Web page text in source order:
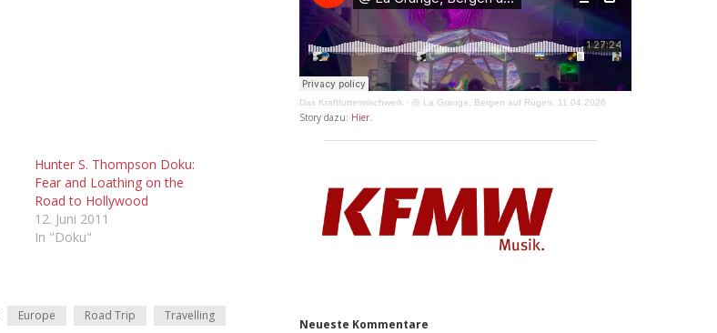
Hunter S. Thompson Doku:
Fear and Loathing on the
Road to Hollywood
12. Juni 2011
In "Doku"
Europe Road Trip Travelling
Das Kraftfuttermischwerk · @ La Grange, Bergen auf Rügen, 11.04.2026
Story dazu: Hier.
Neueste Kommentare